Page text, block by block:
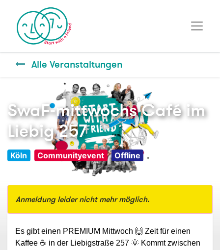
Alle Veranstaltungen
SwaF-mittwochs Café im
Liebig 257
Köln Communityevent Offline
Anmeldung leider nicht mehr möglich.
Es gibt einen PREMIUM Mittwoch 🙌 Zeit für einen
Kaffee ☕ in der Liebigstraße 257 🌞 Kommt zwischen